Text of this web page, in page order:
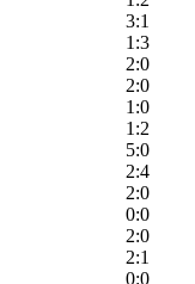
3:1
1:3
2:0
2:0
1:0
1:2
5:0
2:4
2:0
0:0
2:0
2:1
0:0